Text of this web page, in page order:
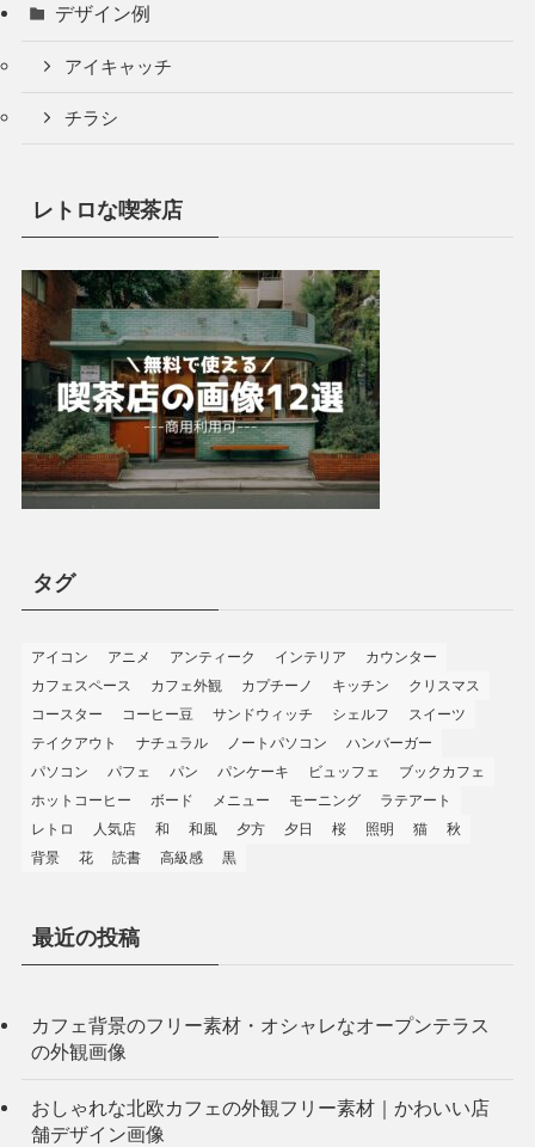
デザイン例
アイキャッチ
チラシ
レトロな喫茶店
タグ
アイコン アニメ アンティーク インテリア
カウンター
カフェスペース
カフェ外観 カプチーノ キッチン
クリスマス
コースター
コーヒー豆 サンドウィッチ シェルフ
スイーツ
テイクアウト
ナチュラル ノートパソコン
ハンバーガー
パソコン
パフェ パン パンケーキ ビュッフェ
ブックカフェ
ホットコーヒー
ボード メニュー モーニング
ラテアート
レトロ
人気店 和 和風 夕方 夕日 桜 照明 猫
秋
背景
花 読書 高級感 黒
最近の投稿
カフェ背景のフリー素材・オシャレなオープンテラス
の外観画像
おしゃれな北欧カフェの外観フリー素材｜かわいい店
舗デザイン画像